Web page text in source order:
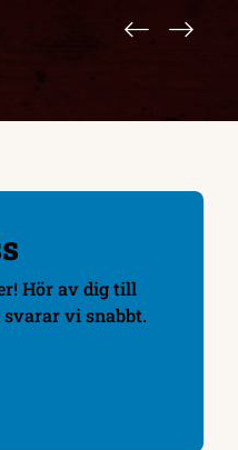
Hör av dig till
svarar vi snabbt.